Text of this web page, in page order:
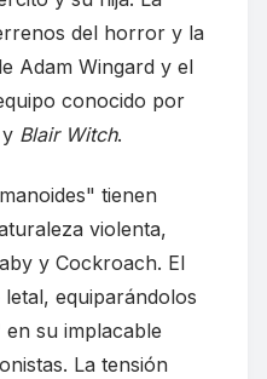
del horror y la
Adam Wingard y el
conocido por
Blair Witch.
tienen
violenta,
y Cockroach. El
equiparándolos
su implacable
La tensión